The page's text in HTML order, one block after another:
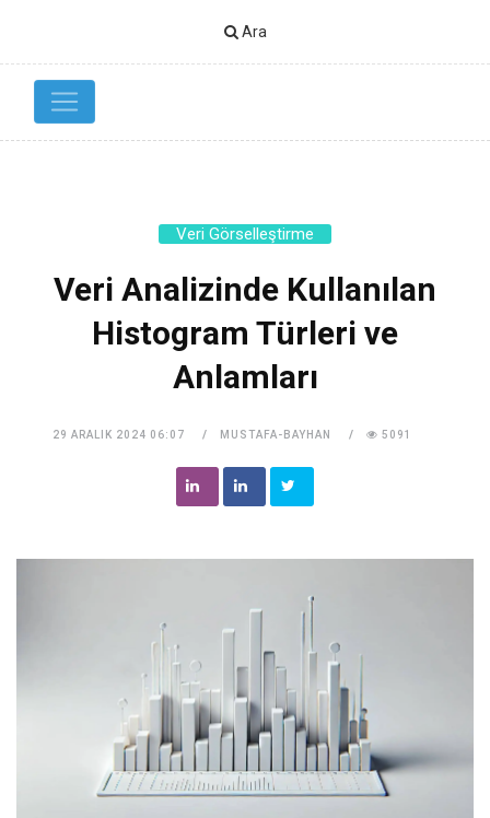
Ara
Veri Görselleştirme
Veri Analizinde Kullanılan
Histogram Türleri ve
Anlamları
29 ARALIK 2024 06:07 MUSTAFA-BAYHAN 5091